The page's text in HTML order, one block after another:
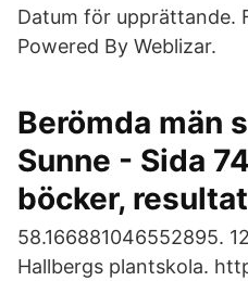
Datum för upprättande.
Powered By Weblizar.
Berömda män
Sunne - Sida
böcker, resultat
58.166881046552895.
Hallbergs plantskola.